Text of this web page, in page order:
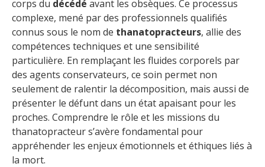
corps du décédé avant les obsèques. Ce processus
complexe, mené par des professionnels qualifiés
connus sous le nom de thanatopracteurs, allie des
compétences techniques et une sensibilité
particulière. En remplaçant les fluides corporels par
des agents conservateurs, ce soin permet non
seulement de ralentir la décomposition, mais aussi de
présenter le défunt dans un état apaisant pour les
proches. Comprendre le rôle et les missions du
thanatopracteur s’avère fondamental pour
appréhender les enjeux émotionnels et éthiques liés à
la mort.